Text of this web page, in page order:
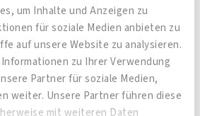
um Inhalte und Anzeigen zu
für soziale Medien anbieten zu
auf unsere Website zu analysieren.
zu Ihrer Verwendung
Partner für soziale Medien,
weiter. Unsere Partner führen diese
mit weiteren Daten
Produktübersicht